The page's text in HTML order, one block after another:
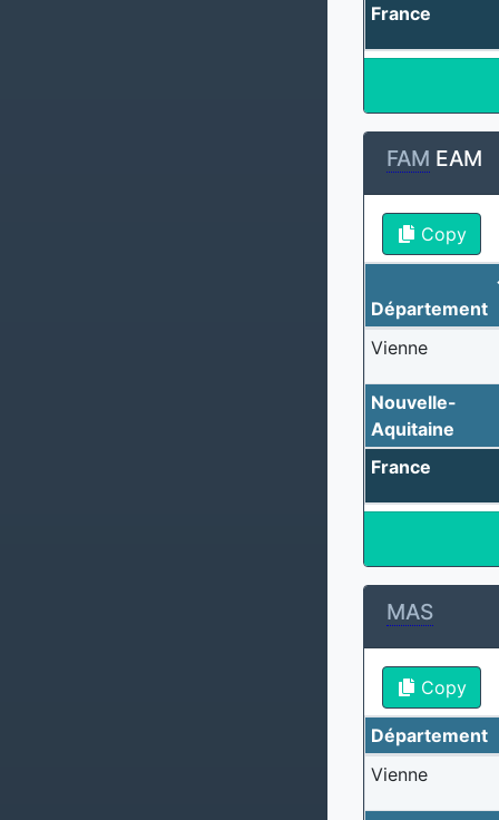
France
FAM EAM
Copy
Département
Vienne
Nouvelle-
Aquitaine
France
MAS
Copy
Département
Vienne